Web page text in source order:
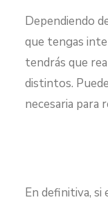
Dependiendo
que tengas
tendrás que
distintos.
necesaria para
En definitiva,